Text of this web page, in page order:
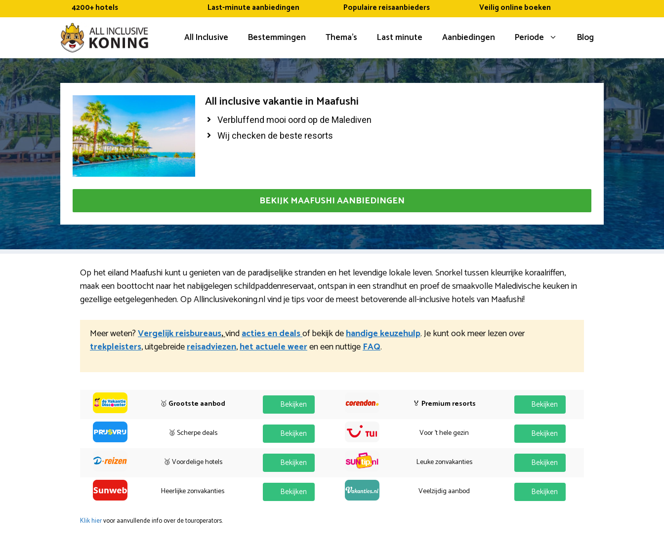
naar
4200+ hotels Last-minute aanbiedingen Populaire reisaanbieders Veilig online boeken
All Inclusive Bestemmingen Thema’s Last minute Aanbiedingen Periode Blog
All inclusive vakantie in Maafushi
Verbluffend mooi oord op de Malediven
Wij checken de beste resorts
BEKIJK MAAFUSHI AANBIEDINGEN
Op het eiland Maafushi kunt u genieten van de paradijselijke stranden en het levendige lokale leven. Snorkel tussen kleurrijke koraalriffen,
maak een boottocht naar het nabijgelegen schildpaddenreservaat, ontspan in een strandhut en proef de smaakvolle Maledivische keuken in
gezellige eetgelegenheden. Op Allinclusivekoning.nl vind je tips voor de meest betoverende all-inclusive hotels van Maafushi!
Meer weten?Vergelijk reisbureaus,vindacties en dealsof bekijk dehandige keuzehulp. Je kunt ook meer lezen over
trekpleisters, uitgebreidereisadviezen,het actuele weeren een nuttigeFAQ.
🥇 Grootste aanbod Bekijken
🥈 Scherpe deals Bekijken
🥉 Voordelige hotels Bekijken
Heerlijke zonvakanties Bekijken
🏅 Premium resorts Bekijken
Voor 't hele gezin Bekijken
Leuke zonvakanties Bekijken
Veelzijdig aanbod Bekijken
Klik hiervoor aanvullende info over de touroperators.